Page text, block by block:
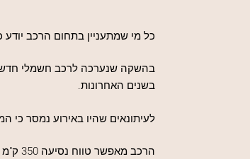
כל מי שמתעניין בתחום הרכב
בהשקה שנערכה לרכב חשמלי חדש
בשנים האחרונות.
לעיתונאים שהיו באירוע נמסר כי
הרכב מאפשר טווח נסיעה 350 ק"מ בין טעינות.